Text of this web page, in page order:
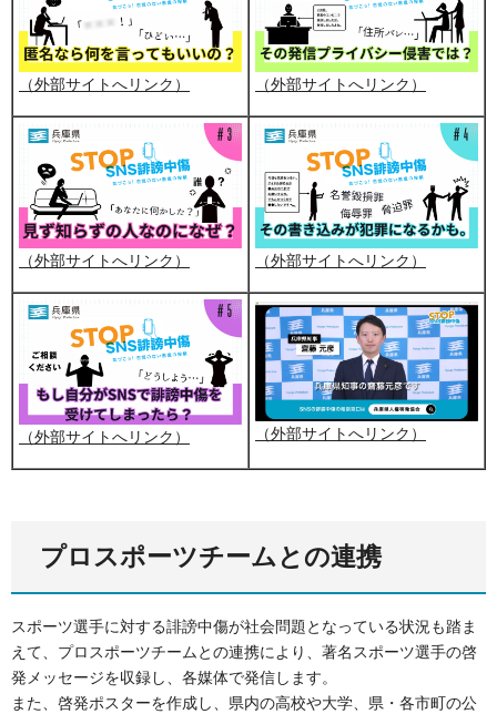
（外部サイトへリンク） （外部サイトへリンク）
（外部サイトへリンク） （外部サイトへリンク）
（外部サイトへリンク） （外部サイトへリンク）
プロスポーツチームとの連携
スポーツ選手に対する誹謗中傷が社会問題となっている状況も踏ま
えて、プロスポーツチームとの連携により、著名スポーツ選手の啓
発メッセージを収録し、各媒体で発信します。
また、啓発ポスターを作成し、県内の高校や大学、県・各市町の公